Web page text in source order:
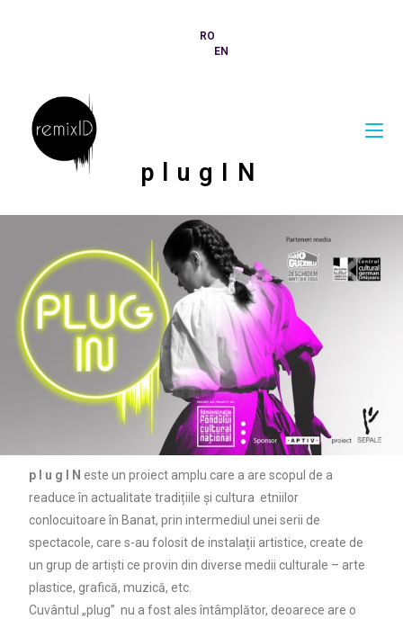
RO
EN
plugIN
p l u g I N este un proiect amplu care a are scopul de a
readuce în actualitate tradițiile și cultura etniilor
conlocuitoare în Banat, prin intermediul unei serii de
spectacole, care s-au folosit de instalații artistice, create de
un grup de artiști ce provin din diverse medii culturale – arte
plastice, grafică, muzică, etc.
Cuvântul „plug” nu a fost ales întâmplător, deoarece are o